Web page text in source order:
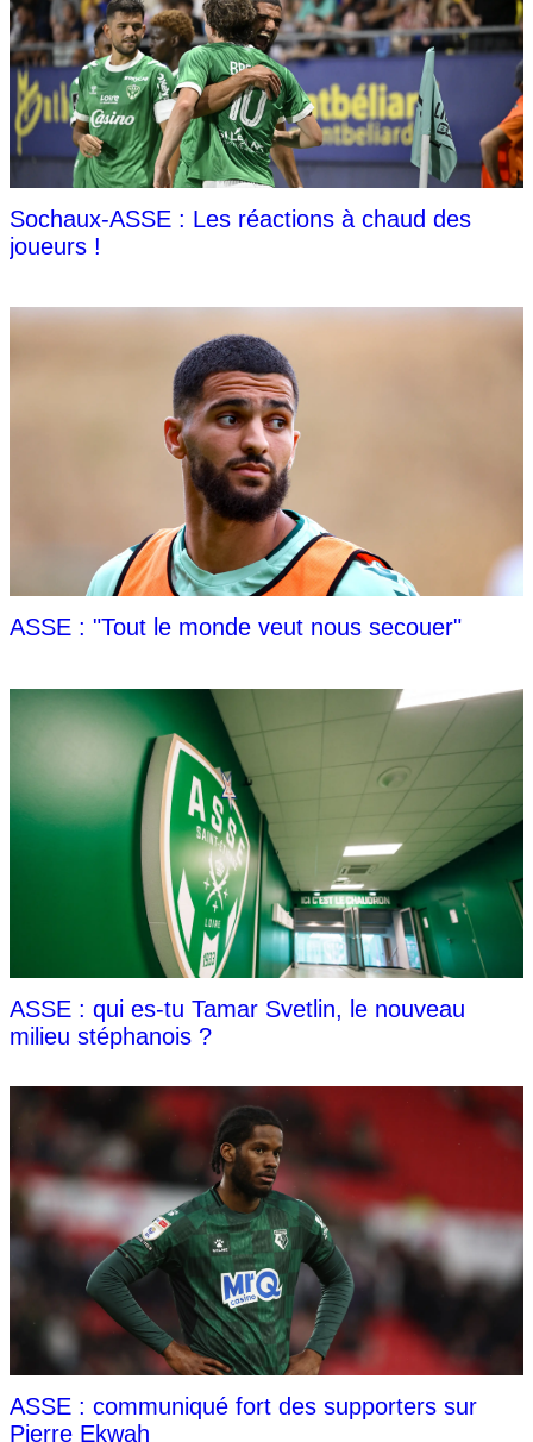
Sochaux-ASSE : Les réactions à chaud des
joueurs !
ASSE : "Tout le monde veut nous secouer"
ASSE : qui es-tu Tamar Svetlin, le nouveau
milieu stéphanois ?
ASSE : communiqué fort des supporters sur
Pierre Ekwah